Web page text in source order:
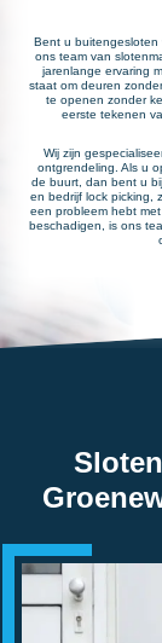
Bent u buitengesloten
ons team van
jarenlange ervaring
staat om deuren
te openen zonder
eerste tekenen
Wij zijn
ontgrendeling. Als u
de buurt, dan bent u
en bedrijf lock picking,
een probleem hebt
beschadigen, is ons